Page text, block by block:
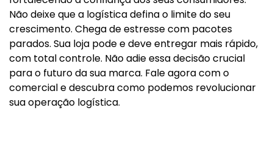
Não deixe que a logística defina o limite do seu
crescimento. Chega de estresse com pacotes
parados. Sua loja pode e deve entregar mais rápido,
com total controle. Não adie essa decisão crucial
para o futuro da sua marca. Fale agora com o
comercial e descubra como podemos revolucionar
sua operação logística.